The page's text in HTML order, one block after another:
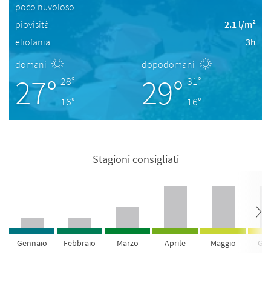
poco nuvoloso
piovisità
2.1 l/m²
eliofania
3h
domani
27° 28°
16°
dopodomani
29° 31°
16°
Stagioni consigliati
Gennaio Febbraio Marzo Aprile Maggio